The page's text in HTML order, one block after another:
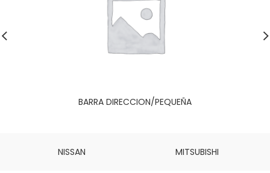
BARRA DIRECCION/PEQUEÑA
NISSAN MITSUBISHI